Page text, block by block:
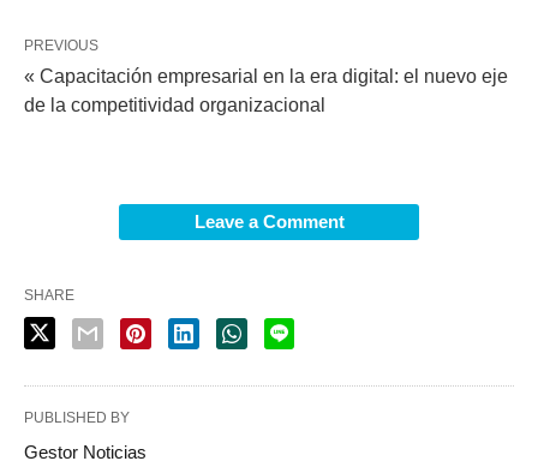
PREVIOUS
« Capacitación empresarial en la era digital: el nuevo eje
de la competitividad organizacional
Leave a Comment
SHARE
PUBLISHED BY
Gestor Noticias